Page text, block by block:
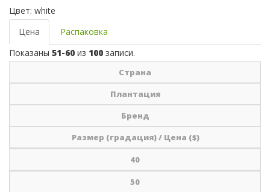
Цвет: white
Цена
Распаковка
Показаны 51-60 из 100 записи.
Страна
Плантация
Бренд
Размер (градация) / Цена ($)
40
50